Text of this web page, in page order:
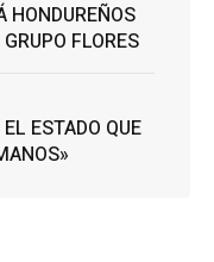
HONDUREÑOS
FLORES
ESTADO QUE